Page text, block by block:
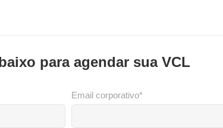
para agendar sua VCL
Email corporativo*